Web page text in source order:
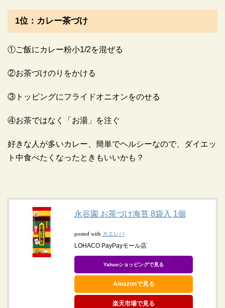
1位：カレー茶づけ
①ご飯にカレー粉小1/2を混ぜる
②お茶づけのりをかける
③トッピングにフライドオニオンをのせる
④お茶ではなく「お湯」を注ぐ
好きな人が多いカレー、簡単でヘルシーなので、ダイエッ
ト中食べたくなったときもいいかも？
永谷園 お茶づけ海苔 8袋入 1個
posted with カエレバ
LOHACO PayPayモール店
Yahooショッピングで見る
Amazonで見る
楽天市場で見る